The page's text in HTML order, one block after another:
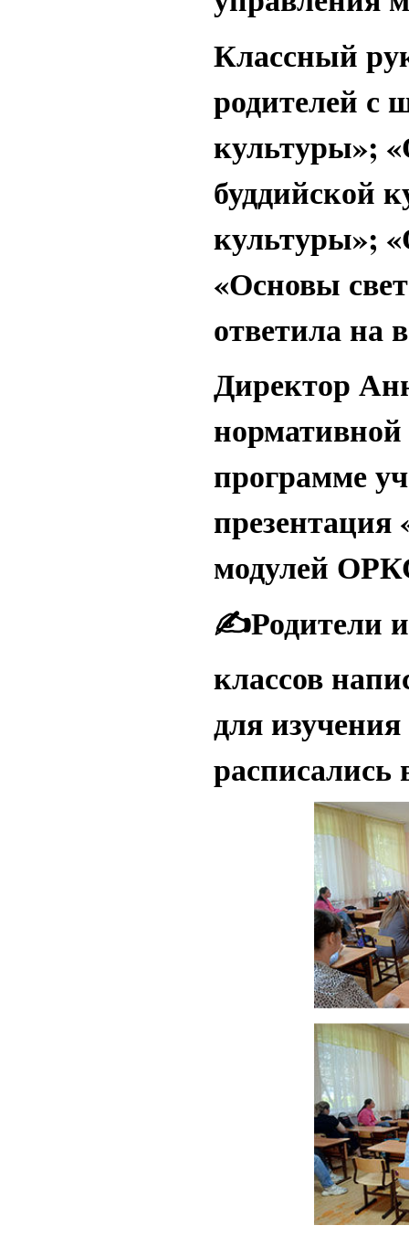
Классный
родителей с
культуры»;
буддийской
культуры»;
«Основы
ответила на
Директор
программе
презентация
модулей
✍️Родители
классов
для
расписались